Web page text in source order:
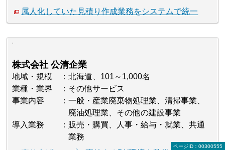
属人化していた見積り作成業務をシステムで統一
株式会社 公清企業
地域・規模
北海道、101～1,000名
業種・業界
その他サービス
事業内容
一般・産業廃棄物処理業、清掃事業、
廃油処理業、その他の建設事業
導入業務
販売・購買、人事・給与・就業、共通
業務
ページID：00300555